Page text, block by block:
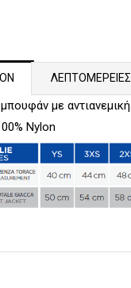
ΛΕΠΤΟΜΕΡΕΙΕΣ
με
Nylon